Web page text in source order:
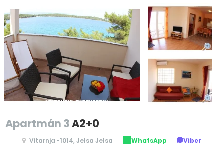
Apartmán 3A2+0
Vitarnja -1014, Jelsa Jelsa WhatsApp Viber